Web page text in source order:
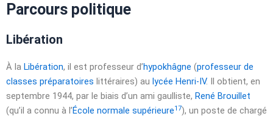
Parcours politique
Libération
À la Libération, il est professeur d’hypokhâgne (professeur de
classes préparatoires littéraires) au lycée Henri-IV. Il obtient, en
septembre 1944, par le biais d’un ami gaulliste, René Brouillet
(qu’il a connu à l’École normale supérieure17), un poste de chargé